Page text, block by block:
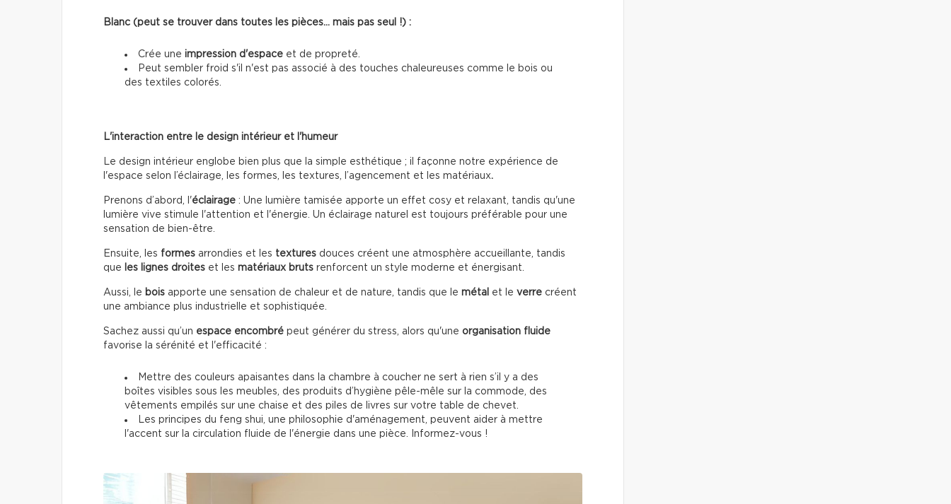
Blanc (peut se trouver dans toutes les pièces… mais pas seul !) :
Crée une impression d'espace et de propreté.
Peut sembler froid s'il n'est pas associé à des touches chaleureuses comme le bois ou
des textiles colorés.
L'interaction entre le design intérieur et l'humeur
Le design intérieur englobe bien plus que la simple esthétique ; il façonne notre expérience de
l'espace selon l’éclairage, les formes, les textures, l’agencement et les matériaux.
Prenons d’abord, l'éclairage : Une lumière tamisée apporte un effet cosy et relaxant, tandis qu'une
lumière vive stimule l'attention et l'énergie. Un éclairage naturel est toujours préférable pour une
sensation de bien-être.
Ensuite, les formes arrondies et les textures douces créent une atmosphère accueillante, tandis
que
les lignes droites et les matériaux bruts renforcent un style moderne et énergisant.
Aussi, le bois apporte une sensation de chaleur et de nature, tandis que le métal et le verre créent
une ambiance plus industrielle et sophistiquée.
Sachez aussi qu’un espace encombré peut générer du stress, alors qu'une organisation fluide
favorise la sérénité et l'efficacité :
Mettre des couleurs apaisantes dans la chambre à coucher ne sert à rien s’il y a des
boîtes visibles sous les meubles, des produits d’hygiène pêle-mêle sur la commode, des
vêtements empilés sur une chaise et des piles de livres sur votre table de chevet.
Les principes du feng shui, une philosophie d'aménagement, peuvent aider à mettre
l'accent sur la circulation fluide de l'énergie dans une pièce. Informez-vous !